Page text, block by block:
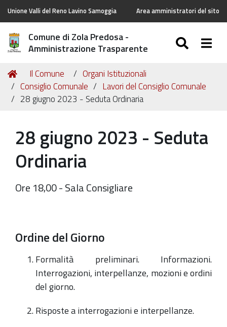
Unione Valli del Reno Lavino Samoggia Area amministratori del sito
Comune di Zola Predosa -
Amministrazione Trasparente
Tu
sei
qui:
Home
Il Comune
Organi Istituzionali
Consiglio Comunale
Lavori del Consiglio Comunale
28 giugno 2023 - Seduta Ordinaria
28 giugno 2023 - Seduta
Ordinaria
Ore 18,00 - Sala Consigliare
Ordine del Giorno
Formalità preliminari. Informazioni.
Interrogazioni, interpellanze, mozioni e ordini
del giorno.
Risposte a interrogazioni e interpellanze.